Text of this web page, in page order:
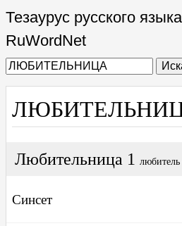
Тезаурус русского языка
RuWordNet
Любительница 1
Синсет